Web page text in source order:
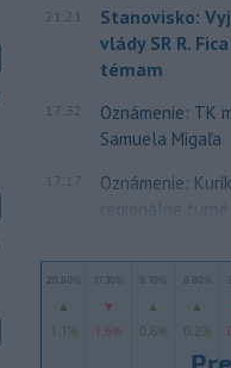
21:21
Stanovisko:
vlády SR R.
témam
17:32
Oznámenie: TK
Samuela Migaľa
Oznámenie:
regionálne